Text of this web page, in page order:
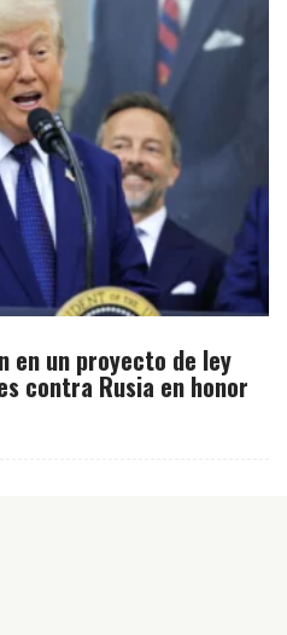
en un proyecto de ley
contra Rusia en honor